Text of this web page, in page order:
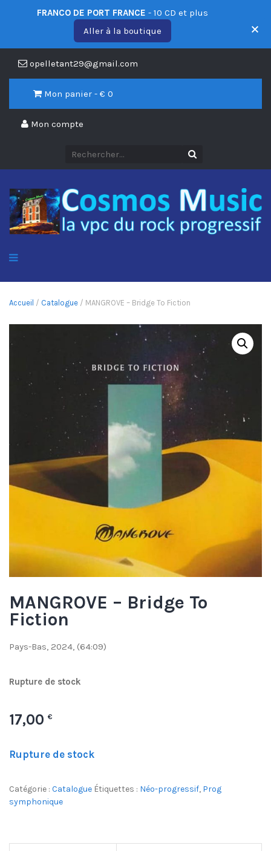
opelletant29@gmail.com
Mon panier - € 0
Mon compte
Accueil / Catalogue / MANGROVE – Bridge To Fiction
MANGROVE – Bridge To
Fiction
Pays-Bas, 2024, (64:09)
Rupture de stock
17,00 €
Rupture de stock
Catégorie : Catalogue Étiquettes : Néo-progressif, Prog
symphonique
FRANCO DE PORT FRANCE - 10 CD et plus
Aller à la boutique